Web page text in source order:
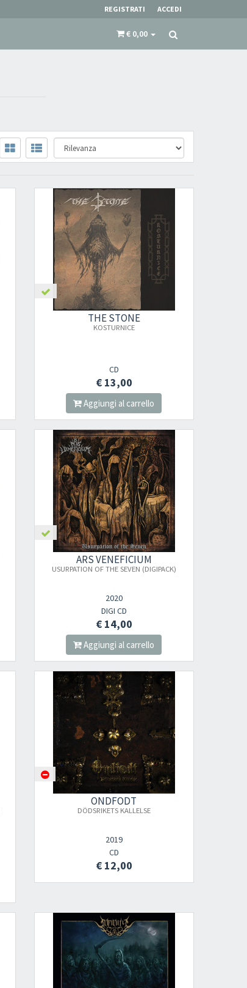
REGISTRATI ACCEDI
€ 0,00
THE STONE
KOSTURNICE
CD
€ 13,00
Aggiungi al carrello
ARS VENEFICIUM
USURPATION OF THE SEVEN (DIGIPACK)
2020
DIGI CD
€ 14,00
Aggiungi al carrello
ONDFODT
DÖDSRIKETS KALLELSE
2019
CD
€ 12,00